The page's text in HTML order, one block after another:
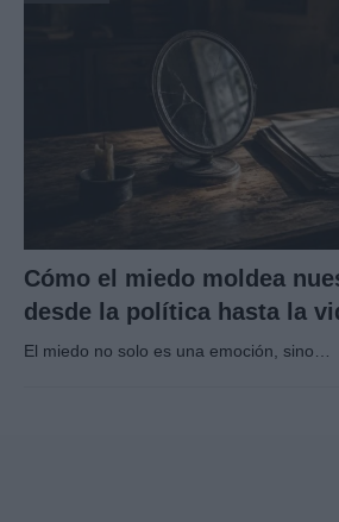
Cómo el miedo moldea
desde la política hasta la
El miedo no solo es una emoción, sino…